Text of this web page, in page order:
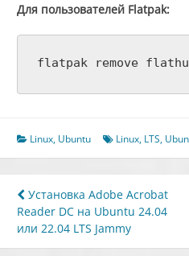
Для пользователей Flatpak:
flatpak remove
Linux, Ubuntu Linux, LTS,
Навигация
по
Установка Adobe Acrobat
Reader DC на Ubuntu 24.04
или 22.04 LTS Jammy